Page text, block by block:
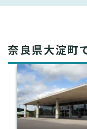
奈良県大淀町